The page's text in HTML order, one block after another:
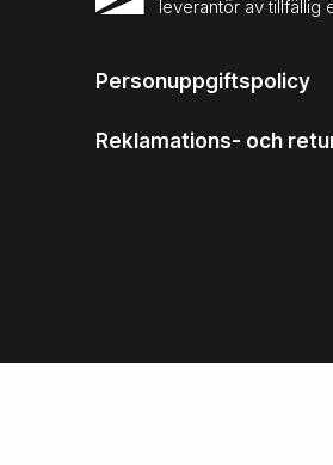
leverantör av tillfällig
Personuppgiftspolicy
Reklamations- och